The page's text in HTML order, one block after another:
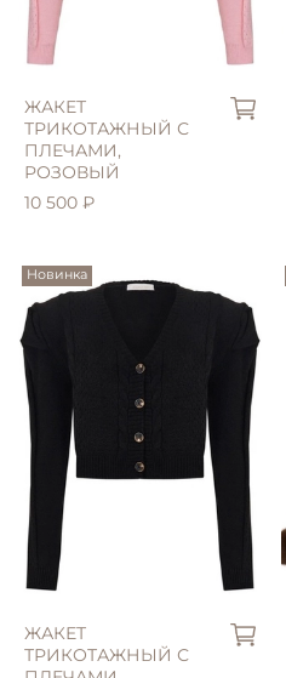
ЖАКЕТ
ТРИКОТАЖНЫЙ С
ПЛЕЧАМИ,
РОЗОВЫЙ
10 500 ₽
Новинка
ЖАКЕТ
ТРИКОТАЖНЫЙ С